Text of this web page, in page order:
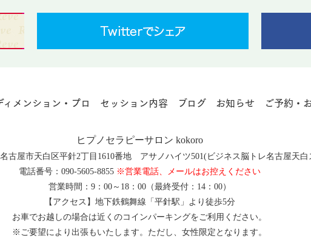
ィメンション・プロ セッション内容 ブログ お知らせ ご予約・
ヒプノセラピーサロン kokoro
古屋市天白区平針2丁目1610番地 アサノハイツ501(ビジネス脳トレ名古屋天白
電話番号：090-5605-8855 ※営業電話、メールはお控えください
営業時間：9：00～18：00（最終受付：14：00）
【アクセス】地下鉄鶴舞線「平針駅」より徒歩5分
お車でお越しの場合は近くのコインパーキングをご利用ください。
※ご要望により出張もいたします。ただし、女性限定となります。